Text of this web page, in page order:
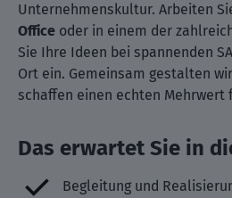
Unternehmenskultur. Arbeiten
Office oder in einem der
Sie Ihre Ideen bei spannenden
Ort ein. Gemeinsam gestalten
schaffen einen echten Mehrwert
Das erwartet Sie in
Begleitung und